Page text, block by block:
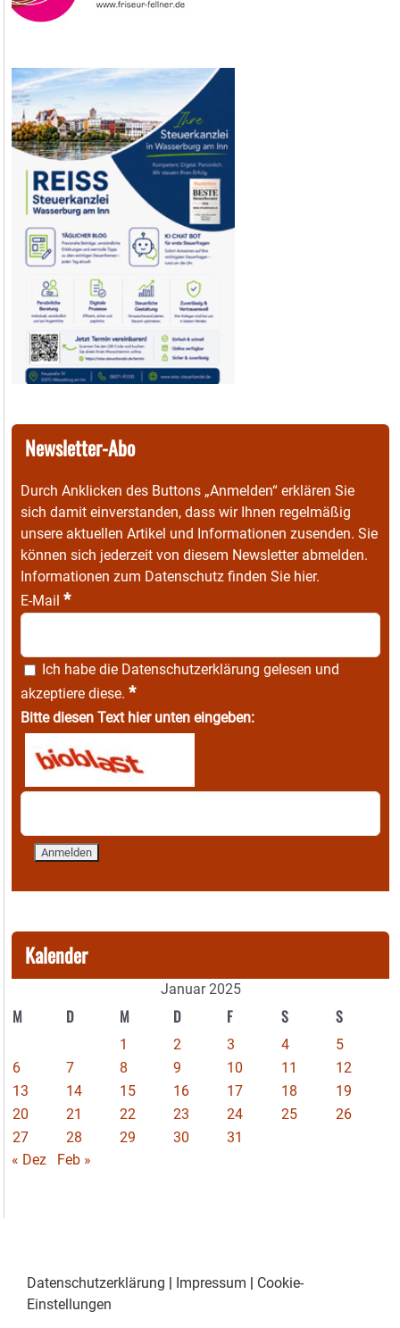
Newsletter-Abo
Durch Anklicken des Buttons „Anmelden“ erklären Sie
sich damit einverstanden, dass wir Ihnen regelmäßig
unsere aktuellen Artikel und Informationen zusenden. Sie
können sich jederzeit von diesem Newsletter abmelden.
Informationen zum Datenschutz finden Sie hier.
E-Mail *
Ich habe die Datenschutzerklärung gelesen und
akzeptiere diese. *
Bitte diesen Text hier unten eingeben:
Kalender
Januar 2025
M D M D F S S
1 2 3 4
5
6
7 8 9 10 11
12
13
14 15 16 17 18
19
20
21 22 23 24 25
26
27
28 29 30
31
« Dez
Feb »
Datenschutzerklärung | Impressum | Cookie-
Einstellungen